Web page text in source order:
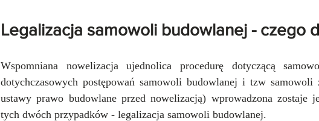
Legalizacja samowoli budowlanej - czego
Wspomniana nowelizacja ujednolica procedurę dotyczącą
dotychczasowych postępowań samowoli budowlanej i tzw
ustawy prawo budowlane przed nowelizacją) wprowadzona zostaje
tych dwóch przypadków - legalizacja samowoli budowlanej.